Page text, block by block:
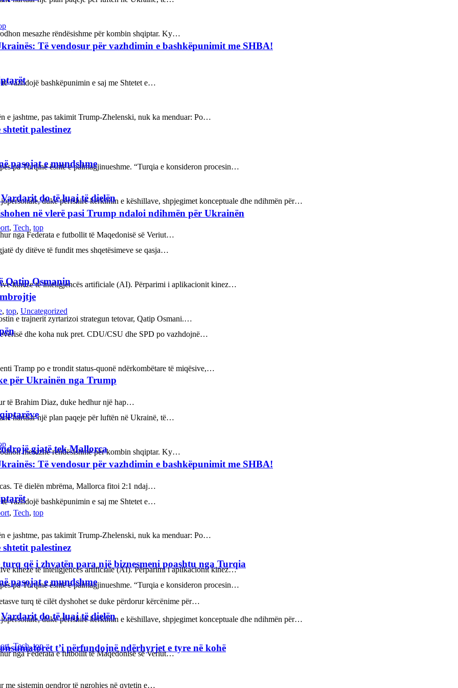
Të vendosur për vazhdimin e bashkëpunimit me SHBA!
vazhdojë bashkëpunimin e saj me Shtetet e…
palestinez
pa Turqinë është e paimagjinueshme. “Turqia e konsideron procesin…
në vlerë pasi Trump ndaloi ndihmën për Ukrainën
dy ditëve të fundit mes shqetësimeve se qasja…
dhe koha nuk pret. CDU/CSU dhe SPD po vazhdojnë…
për Ukrainën nga Trump
hartuar një plan paqeje për luftën në Ukrainë, të…
Të vendosur për vazhdimin e bashkëpunimit me SHBA!
vazhdojë bashkëpunimin e saj me Shtetet e…
palestinez
pa Turqinë është e paimagjinueshme. “Turqia e konsideron procesin…
mesazhe rëndësishme për kombin shqiptar. Ky…
e jashtme, pas takimit Trump-Zhelenski, nuk ka menduar: Po…
pasojat e mundshme
duke përfshirë kërkimin e këshillave, shpjegimet konceptuale dhe ndihmën për…
, Tech, top
kineze të inteligjencës artificiale (AI). Përparimi i aplikacionit kinez…
, top, Uncategorized
Tramp po e trondit status-quonë ndërkombëtare të miqësive,…
mesazhe rëndësishme për kombin shqiptar. Ky…
e jashtme, pas takimit Trump-Zhelenski, nuk ka menduar: Po…
pasojat e mundshme
duke përfshirë kërkimin e këshillave, shpjegimet konceptuale dhe ndihmën për…
,Tech,top
do të luaj të dielën
nga Federata e futbollit të Maqedonisë së Veriut…
Qatip Osmanin
e trajnerit zyrtarizoi strategun tetovar, Qatip Osmani.…
të Brahim Diaz, duke hedhur një hap…
gjatë tek Mallorca
Të dielën mbrëma, Mallorca fitoi 2:1 ndaj…
, Tech, top
kineze të inteligjencës artificiale (AI). Përparimi i aplikacionit kinez…
do të luaj të dielën
nga Federata e futbollit të Maqedonisë së Veriut…
që i zhvatën para një biznesmeni poashtu nga Turqia
turq të cilët dyshohet se duke përdorur kërcënime për…
t’i përfundojnë ndërhyrjet e tyre në kohë
me sistemin qendror të ngrohjes në qytetin e…